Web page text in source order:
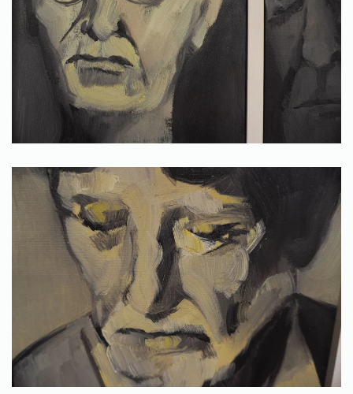
Ingrandisci
Ingrandisci